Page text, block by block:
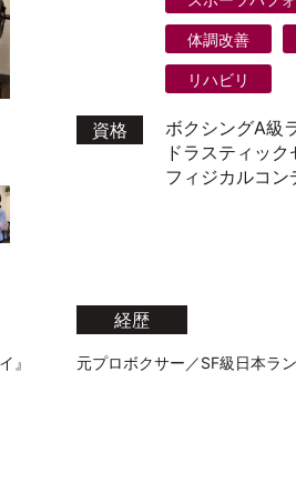
体調改善
リハビリ
資格
ボクシングA級
ドラスティック
フィジカルコン
』
経歴
元プロボクサー／SF級日本ラ